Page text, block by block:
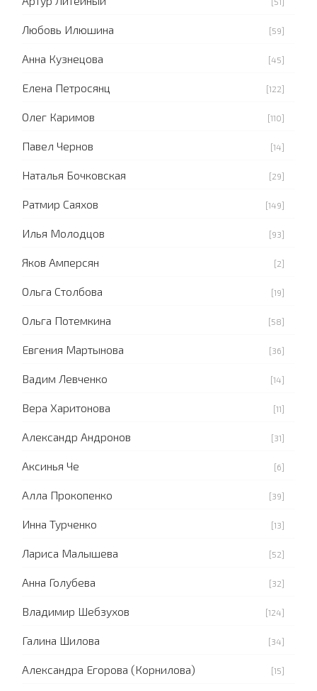
Любовь Илюшина [59]
Анна Кузнецова [45]
Елена Петросянц [122]
Олег Каримов [110]
Павел Чернов [14]
Наталья Бочковская [29]
Ратмир Саяхов [149]
Илья Молодцов [93]
Яков Амперсян [2]
Ольга Столбова [19]
Ольга Потемкина [58]
Евгения Мартынова [36]
Вадим Левченко [14]
Вера Харитонова [11]
Александр Андронов [31]
Аксинья Че [6]
Алла Прокопенко [39]
Инна Турченко [13]
Лариса Малышева [52]
Анна Голубева [32]
Владимир Шебзухов [124]
Галина Шилова [34]
Александра Егорова (Корнилова) [15]